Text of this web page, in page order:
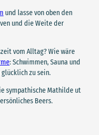
und lasse von oben den
und die Weite der
vom Alltag? Wie wäre
: Schwimmen, Sauna und
zu sein.
sympathische Mathilde ut
Beers.